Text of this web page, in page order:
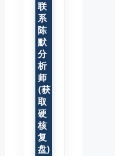
联
系
陈
默
分
析
师
(获
取
硬
核
复
盘)